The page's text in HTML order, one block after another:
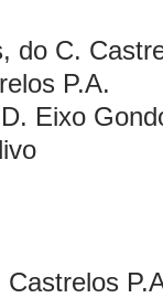
do C.
P.A.
Eixo